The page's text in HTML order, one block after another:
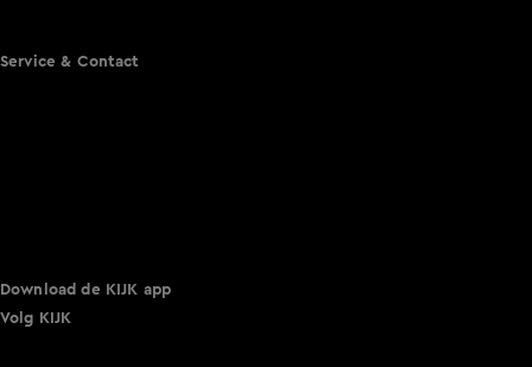
Service & Contact
Download de KIJK app
Volg KIJK